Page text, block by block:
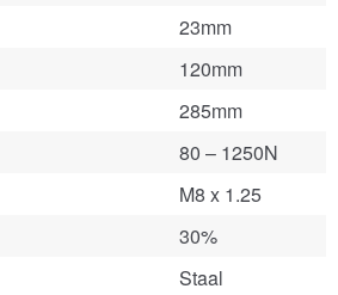
23mm
120mm
285mm
80 – 1250N
M8 x 1.25
30%
Staal